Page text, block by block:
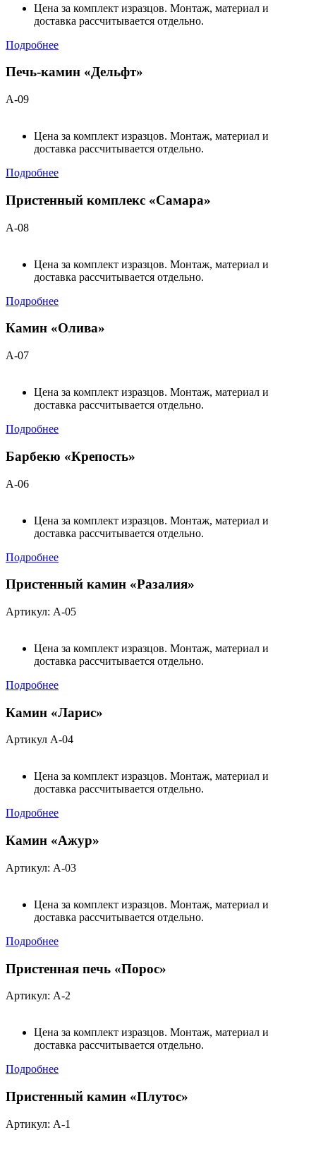
Цена за комплект изразцов. Монтаж, материал и
доставка рассчитывается отдельно.
Подробнее
Печь-камин «Дельфт»
А-09
Цена за комплект изразцов. Монтаж, материал и
доставка рассчитывается отдельно.
Подробнее
Пристенный комплекс «Самара»
А-08
Цена за комплект изразцов. Монтаж, материал и
доставка рассчитывается отдельно.
Подробнее
Камин «Олива»
А-07
Цена за комплект изразцов. Монтаж, материал и
доставка рассчитывается отдельно.
Подробнее
Барбекю «Крепость»
А-06
Цена за комплект изразцов. Монтаж, материал и
доставка рассчитывается отдельно.
Подробнее
Пристенный камин «Разалия»
Артикул: А-05
Цена за комплект изразцов. Монтаж, материал и
доставка рассчитывается отдельно.
Подробнее
Камин «Ларис»
Артикул А-04
Цена за комплект изразцов. Монтаж, материал и
доставка рассчитывается отдельно.
Подробнее
Камин «Ажур»
Артикул: А-03
Цена за комплект изразцов. Монтаж, материал и
доставка рассчитывается отдельно.
Подробнее
Пристенная печь «Порос»
Артикул: А-2
Цена за комплект изразцов. Монтаж, материал и
доставка рассчитывается отдельно.
Подробнее
Пристенный камин «Плутос»
Артикул: А-1